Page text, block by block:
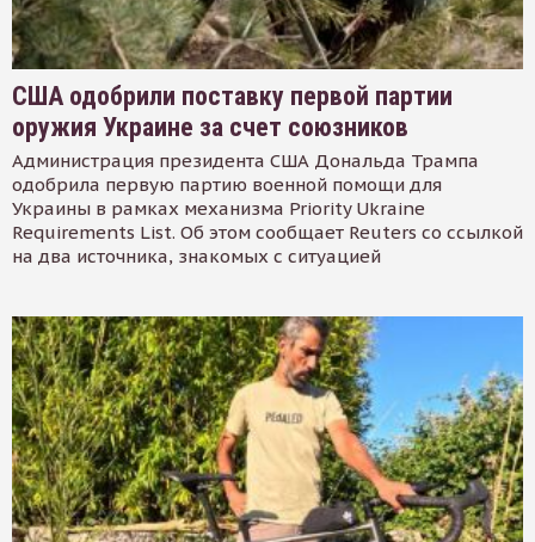
США одобрили поставку первой партии
оружия Украине за счет союзников
Администрация президента США Дональда Трампа
одобрила первую партию военной помощи для
Украины в рамках механизма Priority Ukraine
Requirements List. Об этом сообщает Reuters со ссылкой
на два источника, знакомых с ситуацией